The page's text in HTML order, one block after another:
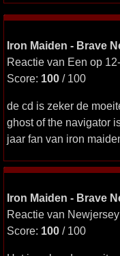
Iron Maiden - Brave
Reactie van Een op
Score: 100 / 100
de cd is zeker de
ghost of the navigator
jaar fan van iron
Iron Maiden - Brave
Reactie van
Score: 100 / 100